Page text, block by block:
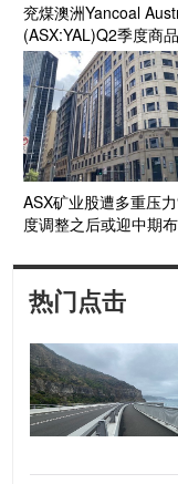
兖煤澳洲Yancoal
(ASX:YAL)Q2季度商
新高 年产量预计达指
段 Kestrel煤矿收购获
收官在望
ASX矿业股遭多重压
度调整之后或迎中期
热门点击